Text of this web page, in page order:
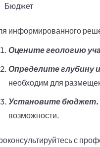
Бюджет
информированного
Оцените геологию
Определите глубину
необходим для
Установите бюджет.
возможности.
с